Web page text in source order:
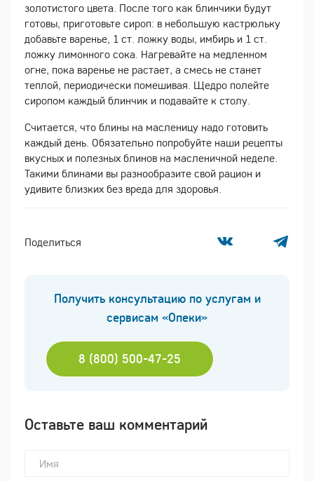
золотистого цвета. После того как блинчики будут
готовы, приготовьте сироп: в небольшую кастрюльку
добавьте варенье, 1 ст. ложку воды, имбирь и 1 ст.
ложку лимонного сока. Нагревайте на медленном
огне, пока варенье не растает, а смесь не станет
теплой, периодически помешивая. Щедро полейте
сиропом каждый блинчик и подавайте к столу.
Считается, что блины на масленицу надо готовить
каждый день. Обязательно попробуйте наши рецепты
вкусных и полезных блинов на масленичной неделе.
Такими блинами вы разнообразите свой рацион и
удивите близких без вреда для здоровья.
Поделиться
Получить консультацию по услугам и
сервисам «Опеки»
8 (800) 500-47-25
Оставьте ваш комментарий